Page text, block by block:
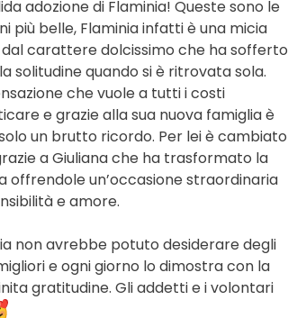
adozione di Flaminia! Queste sono le
più belle, Flaminia infatti è una micia
carattere dolcissimo che ha sofferto
solitudine quando si è ritrovata sola.
che vuole a tutti i costi
e grazie alla sua nuova famiglia è
un brutto ricordo. Per lei è cambiato
a Giuliana che ha trasformato la
offrendole un’occasione straordinaria
e amore.
non avrebbe potuto desiderare degli
e ogni giorno lo dimostra con la
gratitudine. Gli addetti e i volontari